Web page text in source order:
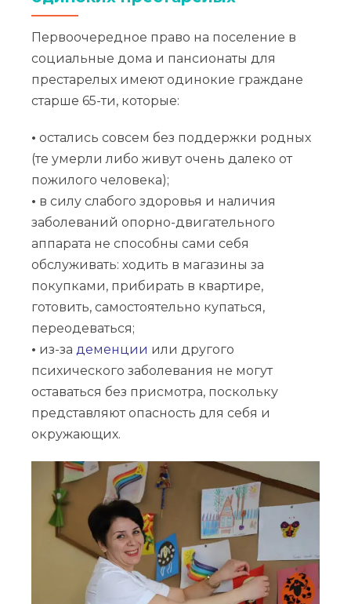
Первоочередное право на поселение в
социальные дома и пансионаты для
престарелых имеют одинокие граждане
старше 65-ти, которые:
• остались совсем без поддержки родных
(те умерли либо живут очень далеко от
пожилого человека);
• в силу слабого здоровья и наличия
заболеваний опорно-двигательного
аппарата не способны сами себя
обслуживать: ходить в магазины за
покупками, прибирать в квартире,
готовить, самостоятельно купаться,
переодеваться;
• из-за деменции или другого
психического заболевания не могут
оставаться без присмотра, поскольку
представляют опасность для себя и
окружающих.